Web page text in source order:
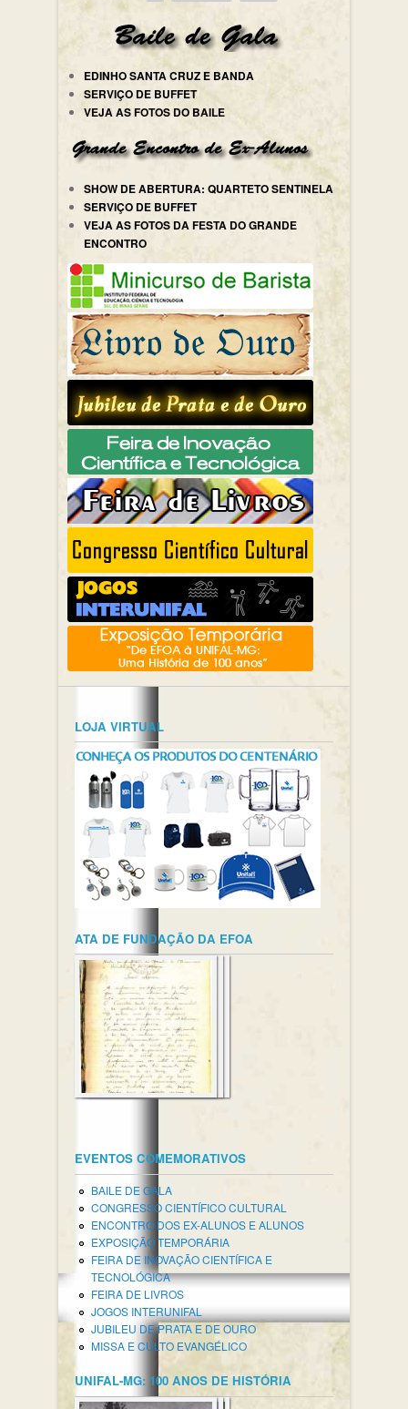
EDINHO SANTA CRUZ E BANDA
SERVIÇO DE BUFFET
VEJA AS FOTOS DO BAILE
SHOW DE ABERTURA: QUARTETO SENTINELA
SERVIÇO DE BUFFET
VEJA AS FOTOS DA FESTA DO GRANDE
ENCONTRO
LOJA VIRTUAL
ATA DE FUNDAÇÃO DA EFOA
EVENTOS COMEMORATIVOS
BAILE DE GALA
CONGRESSO CIENTÍFICO CULTURAL
ENCONTRO DOS EX-ALUNOS E ALUNOS
EXPOSIÇÃO TEMPORÁRIA
FEIRA DE INOVAÇÃO CIENTÍFICA E
TECNOLÓGICA
FEIRA DE LIVROS
JOGOS INTERUNIFAL
JUBILEU DE PRATA E DE OURO
MISSA E CULTO EVANGÉLICO
UNIFAL-MG: 100 ANOS DE HISTÓRIA